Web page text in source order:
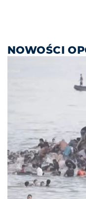
NOWOŚCI